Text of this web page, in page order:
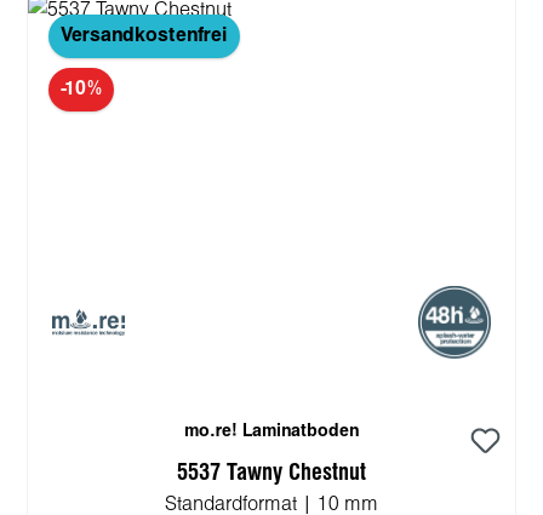
Versandkostenfrei
-10%
mo.re! Laminatboden
5537 Tawny Chestnut
Standardformat | 10 mm